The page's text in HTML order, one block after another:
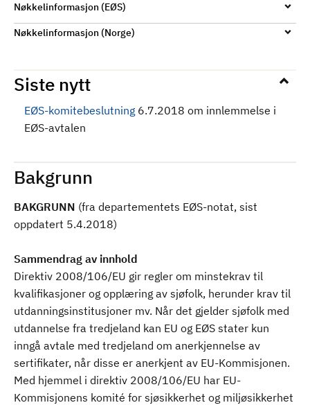
Nøkkelinformasjon (EØS)
Nøkkelinformasjon (Norge)
Siste nytt
EØS-komitebeslutning 6.7.2018 om innlemmelse i
EØS-avtalen
Bakgrunn
BAKGRUNN (fra departementets EØS-notat, sist
oppdatert 5.4.2018)
Sammendrag av innhold
Direktiv 2008/106/EU gir regler om minstekrav til
kvalifikasjoner og opplæring av sjøfolk, herunder krav til
utdanningsinstitusjoner mv. Når det gjelder sjøfolk med
utdannelse fra tredjeland kan EU og EØS stater kun
inngå avtale med tredjeland om anerkjennelse av
sertifikater, når disse er anerkjent av EU-Kommisjonen.
Med hjemmel i direktiv 2008/106/EU har EU-
Kommisjonens komité for sjøsikkerhet og miljøsikkerhet